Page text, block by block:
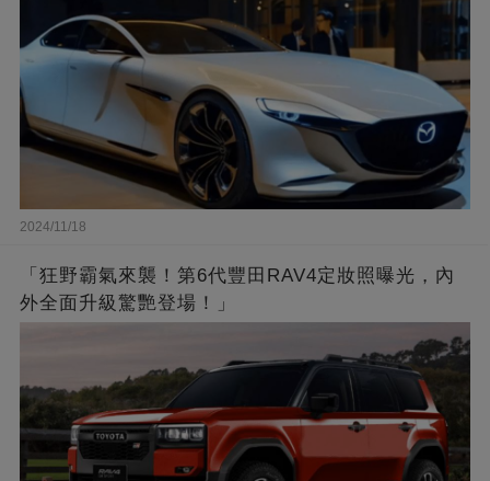
2024/11/18
「狂野霸氣來襲！第6代豐田RAV4定妝照曝光，內
外全面升級驚艷登場！」